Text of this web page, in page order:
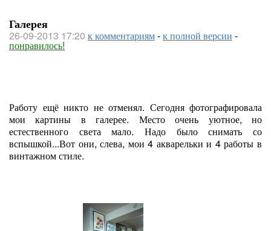
Галерея
26-09-2013 17:20 к комментариям-к полной версии -
понравилось!
Работу ещё никто не отменял. Сегодня фотографировала
мои картины в галерее. Место очень уютное, но
естественного света мало. Надо было снимать со
вспышкой...Вот они, слева, мои 4 акварельки и 4 работы в
винтажном стиле.